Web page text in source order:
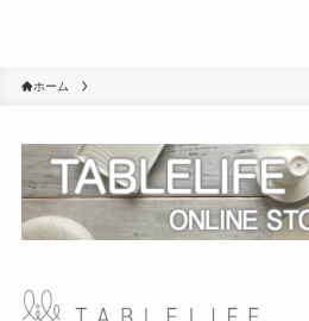
ホーム